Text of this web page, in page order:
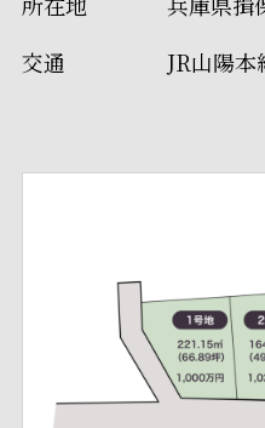
交通
JR山陽